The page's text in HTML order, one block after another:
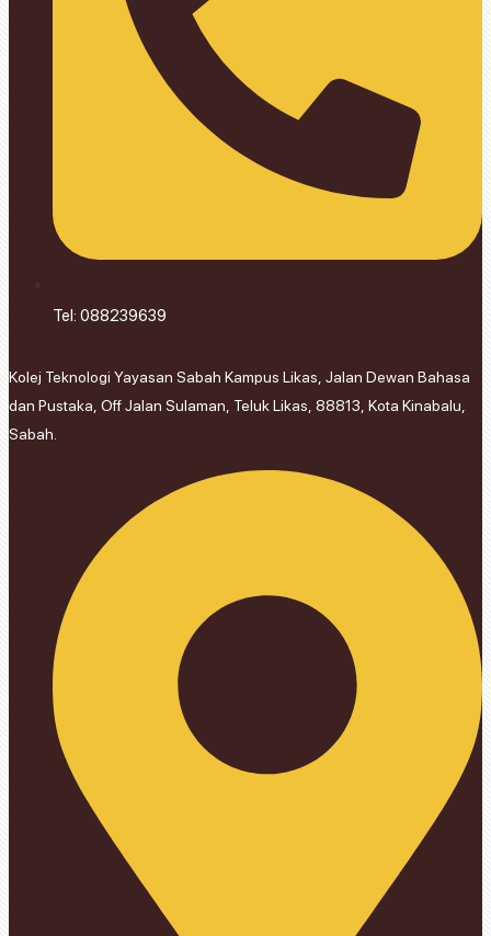
Tel: 088239639
Kolej Teknologi Yayasan Sabah Kampus Likas, Jalan Dewan Bahasa
dan Pustaka, Off Jalan Sulaman, Teluk Likas, 88813, Kota Kinabalu,
Sabah.